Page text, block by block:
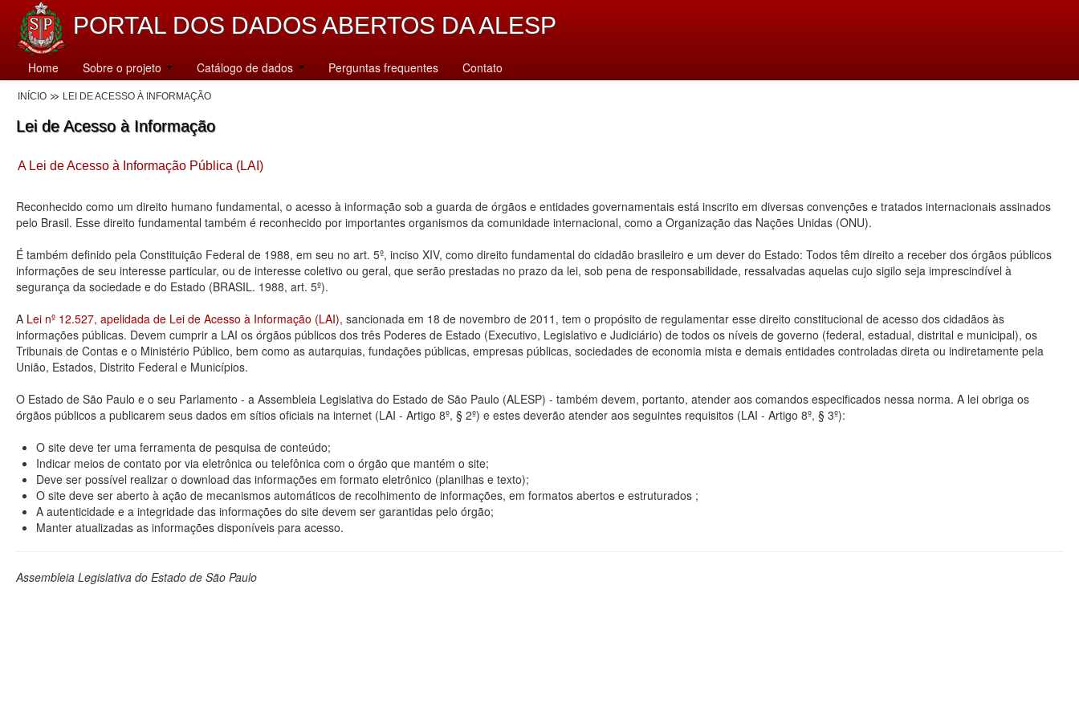
PORTAL DOS DADOS ABERTOS DA ALESP
Home Sobre o projeto Catálogo de dados Perguntas frequentes Contato
INÍCIO LEI DE ACESSO À INFORMAÇÃO
Lei de Acesso à Informação
A Lei de Acesso à Informação Pública (LAI)
Reconhecido como um direito humano fundamental, o acesso à informação sob a guarda de órgãos e entidades governamentais está inscrito em diversas convenções e tratados internacionais assinados
pelo Brasil. Esse direito fundamental também é reconhecido por importantes organismos da comunidade internacional, como a Organização das Nações Unidas (ONU).
É também definido pela Constituição Federal de 1988, em seu no art. 5º, inciso XIV, como direito fundamental do cidadão brasileiro e um dever do Estado: Todos têm direito a receber dos órgãos públicos
informações de seu interesse particular, ou de interesse coletivo ou geral, que serão prestadas no prazo da lei, sob pena de responsabilidade, ressalvadas aquelas cujo sigilo seja imprescindível à
segurança da sociedade e do Estado (BRASIL. 1988, art. 5º).
A Lei nº 12.527, apelidada de Lei de Acesso à Informação (LAI), sancionada em 18 de novembro de 2011, tem o propósito de regulamentar esse direito constitucional de acesso dos cidadãos às
informações públicas. Devem cumprir a LAI os órgãos públicos dos três Poderes de Estado (Executivo, Legislativo e Judiciário) de todos os níveis de governo (federal, estadual, distrital e municipal), os
Tribunais de Contas e o Ministério Público, bem como as autarquias, fundações públicas, empresas públicas, sociedades de economia mista e demais entidades controladas direta ou indiretamente pela
União, Estados, Distrito Federal e Municípios.
O Estado de São Paulo e o seu Parlamento - a Assembleia Legislativa do Estado de São Paulo (ALESP) - também devem, portanto, atender aos comandos especificados nessa norma. A lei obriga os
órgãos públicos a publicarem seus dados em sítios oficiais na internet (LAI - Artigo 8º, § 2º) e estes deverão atender aos seguintes requisitos (LAI - Artigo 8º, § 3º):
O site deve ter uma ferramenta de pesquisa de conteúdo;
Indicar meios de contato por via eletrônica ou telefônica com o órgão que mantém o site;
Deve ser possível realizar o download das informações em formato eletrônico (planilhas e texto);
O site deve ser aberto à ação de mecanismos automáticos de recolhimento de informações, em formatos abertos e estruturados ;
A autenticidade e a integridade das informações do site devem ser garantidas pelo órgão;
Manter atualizadas as informações disponíveis para acesso.
Assembleia Legislativa do Estado de São Paulo